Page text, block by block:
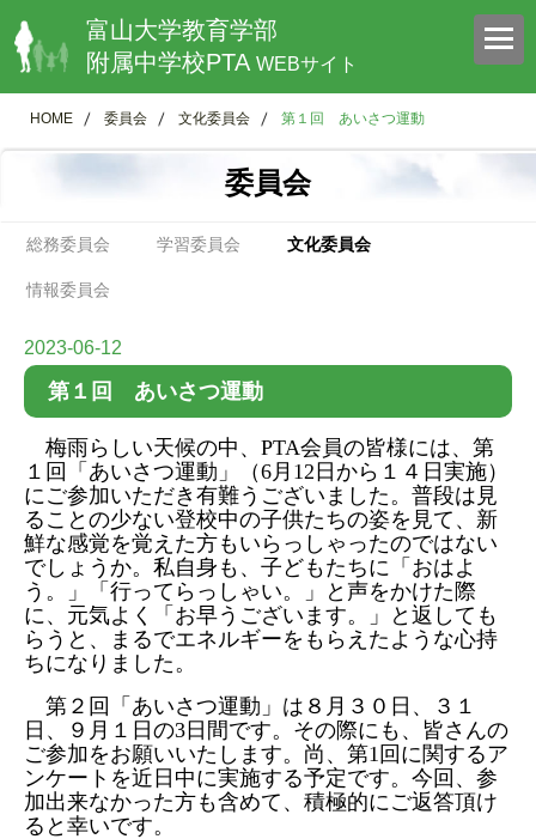
富山大学教育学部
附属中学校PTA WEBサイト
HOME 委員会 文化委員会 第１回 あいさつ運動
委員会
総務委員会 学習委員会 文化委員会
情報委員会
2023-06-12
第１回 あいさつ運動
梅雨らしい天候の中、 PTA会員の皆様には、第
１回「あいさつ運動」（6 月 12 日から１４日実施）
にご参加いただき有難うございました。普段は見
ることの少ない登校中の子供たちの姿を見て、新
鮮な感覚を覚えた方もいらっしゃったのではない
でしょうか。私自身も、子どもたちに「おはよ
う。」「行ってらっしゃい。」と声をかけた際
に、元気よく「お早うございます。」と返しても
らうと、まるでエネルギーをもらえたような心持
ちになりました。
第２回「あいさつ運動」は８月３０日、３１
日、９月１日の3日間です。その際にも、皆さんの
ご参加をお願いいたします。尚、第1 回に関するア
ンケートを近日中に実施する予定です。今回、参
加出来なかった方も含めて、積極的にご返答頂け
ると幸いです。